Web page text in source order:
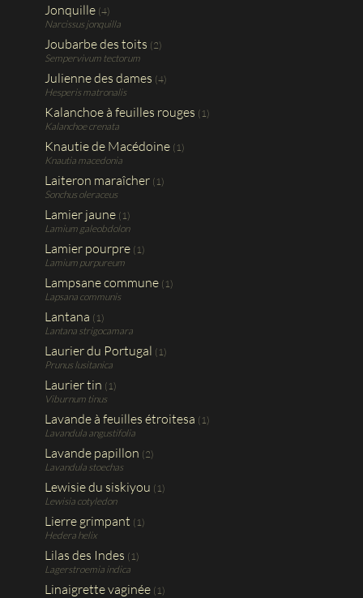
Jonquille (4)
Narcissus jonquilla
Joubarbe des toits (2)
Sempervivum tectorum
Julienne des dames (4)
Hesperis matronalis
Kalanchoe à feuilles rouges (1)
Kalanchoe crenata
Knautie de Macédoine (1)
Knautia macedonia
Laiteron maraîcher (1)
Sonchus oleraceus
Lamier jaune (1)
Lamium galeobdolon
Lamier pourpre (1)
Lamium purpureum
Lampsane commune (1)
Lapsana communis
Lantana (1)
Lantana strigocamara
Laurier du Portugal (1)
Prunus lusitanica
Laurier tin (1)
Viburnum tinus
Lavande à feuilles étroitesa (1)
Lavandula angustifolia
Lavande papillon (2)
Lavandula stoechas
Lewisie du siskiyou (1)
Lewisia cotyledon
Lierre grimpant (1)
Hedera helix
Lilas des Indes (1)
Lagerstroemia indica
Linaigrette vaginée (1)